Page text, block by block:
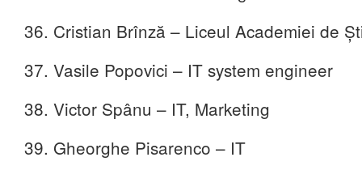
36. Cristian Brînză – Liceul Academiei de
37. Vasile Popovici – IT system engineer
38. Victor Spânu – IT, Marketing
39. Gheorghe Pisarenco – IT